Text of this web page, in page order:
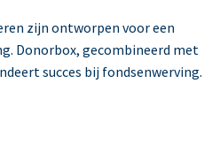
zijn ontworpen voor een
Donorbox, gecombineerd met
succes bij fondsenwerving.